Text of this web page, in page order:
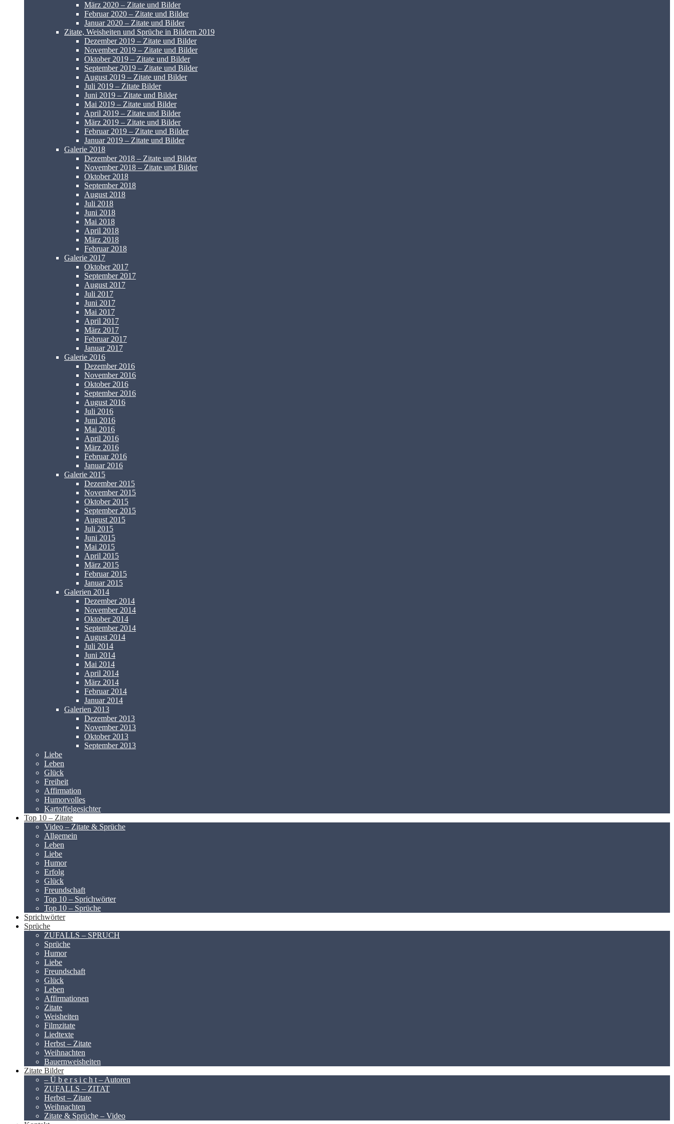
März 2020 – Zitate und Bilder
Februar 2020 – Zitate und Bilder
Januar 2020 – Zitate und Bilder
Zitate, Weisheiten und Sprüche in Bildern 2019
Dezember 2019 – Zitate und Bilder
November 2019 – Zitate und Bilder
Oktober 2019 – Zitate und Bilder
September 2019 – Zitate und Bilder
August 2019 – Zitate und Bilder
Juli 2019 – Zitate Bilder
Juni 2019 – Zitate und Bilder
Mai 2019 – Zitate und Bilder
April 2019 – Zitate und Bilder
März 2019 – Zitate und Bilder
Februar 2019 – Zitate und Bilder
Januar 2019 – Zitate und Bilder
Galerie 2018
Dezember 2018 – Zitate und Bilder
November 2018 – Zitate und Bilder
Oktober 2018
September 2018
August 2018
Juli 2018
Juni 2018
Mai 2018
April 2018
März 2018
Februar 2018
Galerie 2017
Oktober 2017
September 2017
August 2017
Juli 2017
Juni 2017
Mai 2017
April 2017
März 2017
Februar 2017
Januar 2017
Galerie 2016
Dezember 2016
November 2016
Oktober 2016
September 2016
August 2016
Juli 2016
Juni 2016
Mai 2016
April 2016
März 2016
Februar 2016
Januar 2016
Galerie 2015
Dezember 2015
November 2015
Oktober 2015
September 2015
August 2015
Juli 2015
Juni 2015
Mai 2015
April 2015
März 2015
Februar 2015
Januar 2015
Galerien 2014
Dezember 2014
November 2014
Oktober 2014
September 2014
August 2014
Juli 2014
Juni 2014
Mai 2014
April 2014
März 2014
Februar 2014
Januar 2014
Galerien 2013
Dezember 2013
November 2013
Oktober 2013
September 2013
Liebe
Leben
Glück
Freiheit
Affirmation
Humorvolles
Kartoffelgesichter
Top 10 – Zitate
Video – Zitate & Sprüche
Allgemein
Leben
Liebe
Humor
Erfolg
Glück
Freundschaft
Top 10 – Sprichwörter
Top 10 – Sprüche
Sprichwörter
Sprüche
ZUFALLS – SPRUCH
Sprüche
Humor
Liebe
Freundschaft
Glück
Leben
Affirmationen
Zitate
Weisheiten
Filmzitate
Liedtexte
Herbst – Zitate
Weihnachten
Bauernweisheiten
Zitate Bilder
– Ü b e r s i c h t – Autoren
ZUFALLS – ZITAT
Herbst – Zitate
Weihnachten
Zitate & Sprüche – Video